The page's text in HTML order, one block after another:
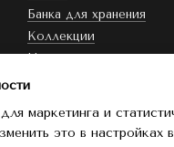
Банка для хранения
Коллекции
Цвет эмали
маркетинга и
это в настройках